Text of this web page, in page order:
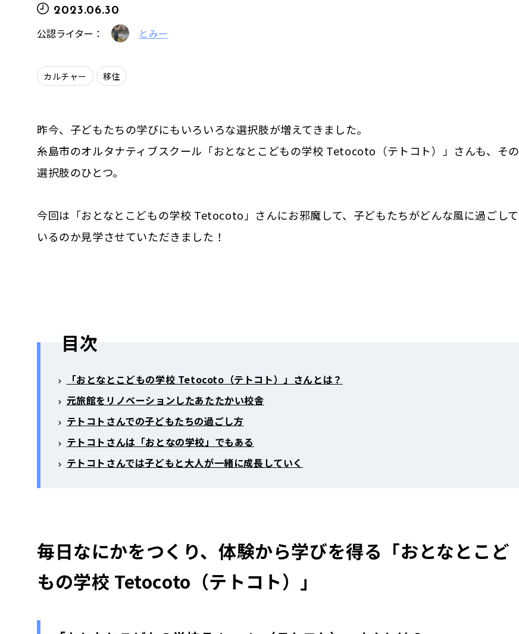
2023.06.30
公認ライター： とみー
カルチャー 移住
昨今、子どもたちの学びにもいろいろな選択肢が増えてきました。
糸島市のオルタナティブスクール「おとなとこどもの学校 Tetocoto（テトコト）」さんも、その
選択肢のひとつ。
今回は「おとなとこどもの学校 Tetocoto」さんにお邪魔して、子どもたちがどんな風に過ごして
いるのか見学させていただきました！
目次
「おとなとこどもの学校 Tetocoto（テトコト）」さんとは？
元旅館をリノベーションしたあたたかい校舎
テトコトさんでの子どもたちの過ごし方
テトコトさんは「おとなの学校」でもある
テトコトさんでは子どもと大人が一緒に成長していく
毎日なにかをつくり、体験から学びを得る「おとなとこど
もの学校 Tetocoto（テトコト）」